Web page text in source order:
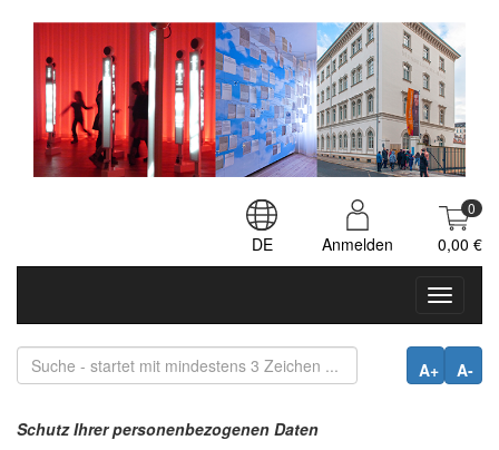
DE Anmelden
0
0,00 €
Toggle
A-
A+
Schutz Ihrer personenbezogenen Daten